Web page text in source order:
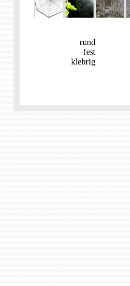
rund
fest
klebrig